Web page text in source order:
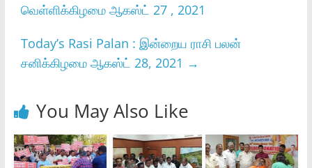
வெள்ளிக்கிழமை ஆகஸ்ட் 27 , 2021
Today’s Rasi Palan : இன்றைய ராசி பலன்
சனிக்கிழமை ஆகஸ்ட் 28, 2021 →
You May Also Like